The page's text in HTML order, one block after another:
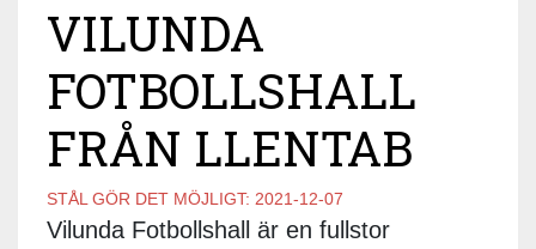
VILUNDA
FOTBOLLSHALL
FRÅN LLENTAB
STÅL GÖR DET MÖJLIGT: 2021-12-07
Vilunda Fotbollshall är en fullstor